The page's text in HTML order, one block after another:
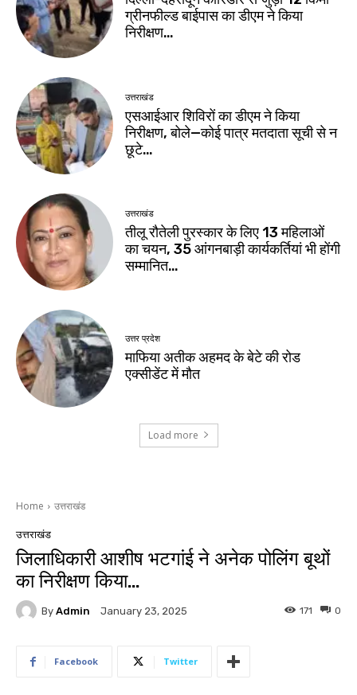
ग्रीनफील्ड बाईपास का डीएम ने किया
निरीक्षण…
उत्तराखंड
एसआईआर शिविरों का डीएम ने किया
निरीक्षण, बोले—कोई पात्र मतदाता सूची से न
छूटे…
उत्तराखंड
तीलू रौतेली पुरस्कार के लिए 13 महिलाओं
का चयन, 35 आंगनबाड़ी कार्यकर्तियां भी होंगी
सम्मानित…
उत्तर प्रदेश
माफिया अतीक अहमद के बेटे की रोड
एक्सीडेंट में मौत
Load more